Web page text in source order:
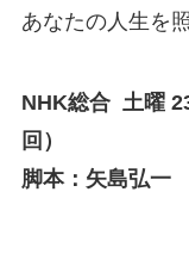
あなたの人生を
NHK総合 土曜
回）
脚本：矢島弘一